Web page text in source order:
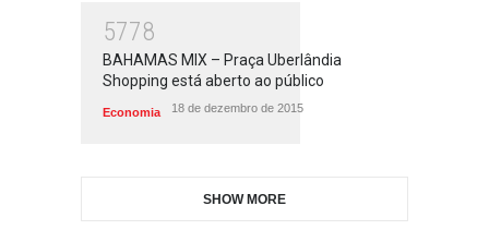
5778
BAHAMAS MIX – Praça Uberlândia
Shopping está aberto ao público
Economia 18 de dezembro de 2015
SHOW MORE